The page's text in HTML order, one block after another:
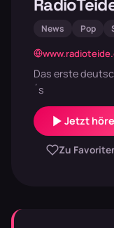
News Pop
Das erste
´s
Jetzt
Zu